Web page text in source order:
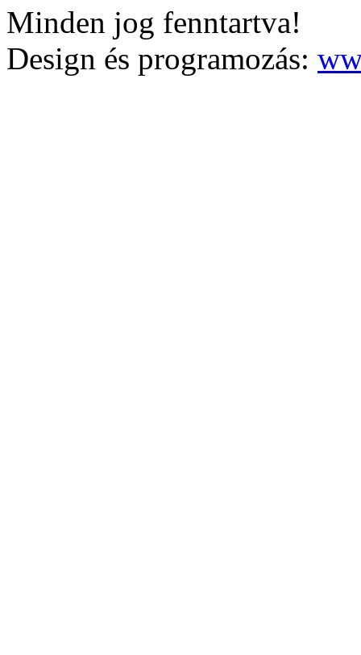
Minden jog fenntartva!
Design és programozás: